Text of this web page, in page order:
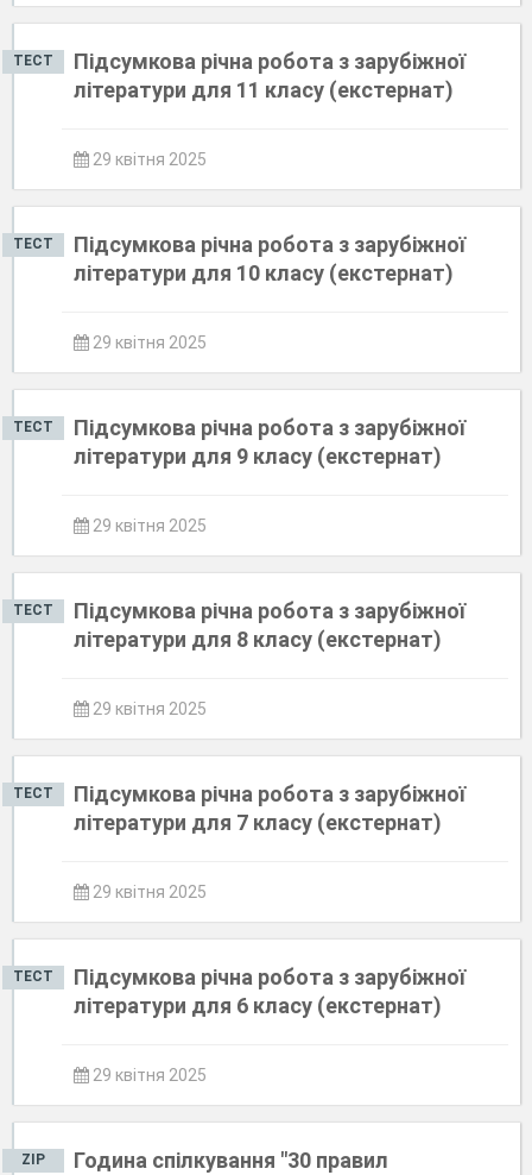
ТЕСТ
Підсумкова річна робота з зарубіжної
літератури для 11 класу (екстернат)
29 квітня 2025
ТЕСТ
Підсумкова річна робота з зарубіжної
літератури для 10 класу (екстернат)
29 квітня 2025
ТЕСТ
Підсумкова річна робота з зарубіжної
літератури для 9 класу (екстернат)
29 квітня 2025
ТЕСТ
Підсумкова річна робота з зарубіжної
літератури для 8 класу (екстернат)
29 квітня 2025
ТЕСТ
Підсумкова річна робота з зарубіжної
літератури для 7 класу (екстернат)
29 квітня 2025
ТЕСТ
Підсумкова річна робота з зарубіжної
літератури для 6 класу (екстернат)
29 квітня 2025
ZIP
Година спілкування "30 правил